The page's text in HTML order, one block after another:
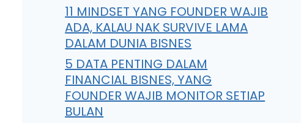
11 MINDSET YANG FOUNDER WAJIB
ADA, KALAU NAK SURVIVE LAMA
DALAM DUNIA BISNES
5 DATA PENTING DALAM
FINANCIAL BISNES, YANG
FOUNDER WAJIB MONITOR SETIAP
BULAN